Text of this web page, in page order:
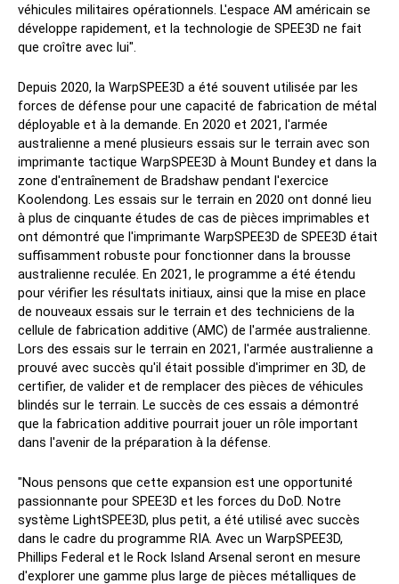
véhicules militaires opérationnels. L'espace AM américain se
développe rapidement, et la technologie de SPEE3D ne fait
que croître avec lui".
Depuis 2020, la WarpSPEE3D a été souvent utilisée par les
forces de défense pour une capacité de fabrication de métal
déployable et à la demande. En 2020 et 2021, l'armée
australienne a mené plusieurs essais sur le terrain avec son
imprimante tactique WarpSPEE3D à Mount Bundey et dans la
zone d'entraînement de Bradshaw pendant l'exercice
Koolendong. Les essais sur le terrain en 2020 ont donné lieu
à plus de cinquante études de cas de pièces imprimables et
ont démontré que l'imprimante WarpSPEE3D de SPEE3D était
suffisamment robuste pour fonctionner dans la brousse
australienne reculée. En 2021, le programme a été étendu
pour vérifier les résultats initiaux, ainsi que la mise en place
de nouveaux essais sur le terrain et des techniciens de la
cellule de fabrication additive (AMC) de l'armée australienne.
Lors des essais sur le terrain en 2021, l'armée australienne a
prouvé avec succès qu'il était possible d'imprimer en 3D, de
certifier, de valider et de remplacer des pièces de véhicules
blindés sur le terrain. Le succès de ces essais a démontré
que la fabrication additive pourrait jouer un rôle important
dans l'avenir de la préparation à la défense.
"Nous pensons que cette expansion est une opportunité
passionnante pour SPEE3D et les forces du DoD. Notre
système LightSPEE3D, plus petit, a été utilisé avec succès
dans le cadre du programme RIA. Avec un WarpSPEE3D,
Phillips Federal et le Rock Island Arsenal seront en mesure
d'explorer une gamme plus large de pièces métalliques de